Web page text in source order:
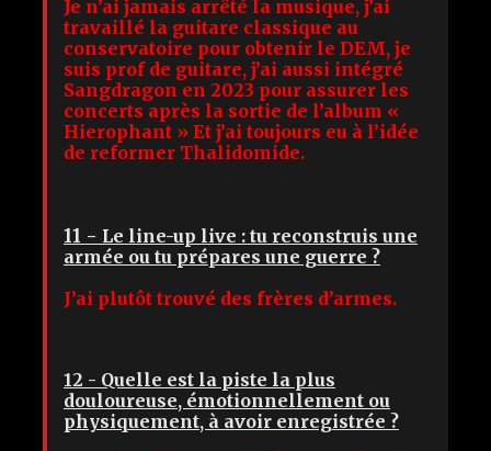
Je n’ai jamais arrêté la musique, j’ai
travaillé la guitare classique au
conservatoire pour obtenir le DEM, je
suis prof de guitare, j’ai aussi intégré
Sangdragon en 2023 pour assurer les
concerts après la sortie de l’album «
Hierophant » Et j’ai toujours eu à l’idée
de reformer Thalidomide.
11 - Le line-up live : tu reconstruis une
armée ou tu prépares une guerre ?
J’ai plutôt trouvé des frères d’armes.
12 - Quelle est la piste la plus
douloureuse, émotionnellement ou
physiquement, à avoir enregistrée ?